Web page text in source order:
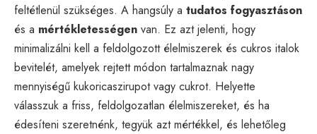
feltétlenül szükséges. A hangsúly a tudatos fogyasztáson
és a mértékletességen van. Ez azt jelenti, hogy
minimalizálni kell a feldolgozott élelmiszerek és cukros italok
bevitelét, amelyek rejtett módon tartalmaznak nagy
mennyiségű kukoricaszirupot vagy cukrot. Helyette
válasszuk a friss, feldolgozatlan élelmiszereket, és ha
édesíteni szeretnénk, tegyük azt mértékkel, és lehetőleg